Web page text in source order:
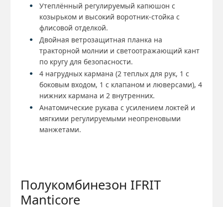
Утеплённый регулируемый капюшон с
козырьком и высокий воротник-стойка с
флисовой отделкой.
Двойная ветрозащитная планка на
тракторной молнии и светоотражающий кант
по кругу для безопасности.
4 нагрудных кармана (2 теплых для рук, 1 с
боковым входом, 1 с клапаном и люверсами), 4
нижних кармана и 2 внутренних.
Анатомические рукава с усилением локтей и
мягкими регулируемыми неопреновыми
манжетами.
Полукомбинезон IFRIT
Manticore